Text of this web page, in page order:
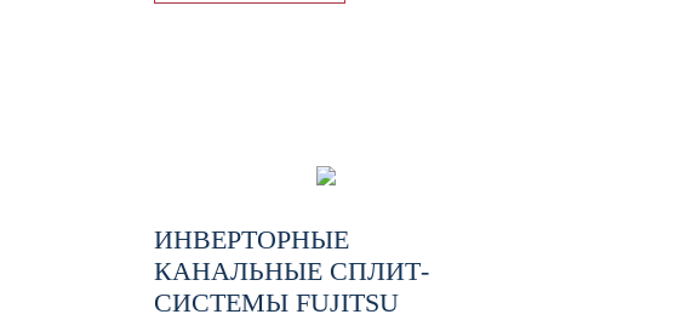
ИНВЕРТОРНЫЕ
КАНАЛЬНЫЕ СПЛИТ-
СИСТЕМЫ FUJITSU